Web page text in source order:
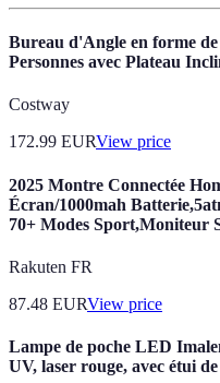
Bureau d'Angle en forme
Personnes avec Plateau
Costway
172.99 EURView price
2025 Montre Connectée
Écran/1000mah
70+ Modes Sport,Moniteur
Rakuten FR
87.48 EURView price
Lampe de poche LED
UV, laser rouge, avec étui